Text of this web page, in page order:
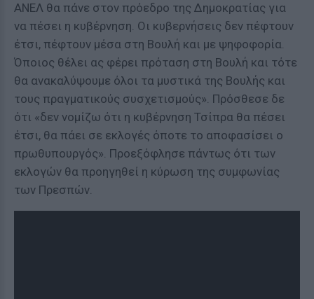
ΑΝΕΛ θα πάνε στον πρόεδρο της Δημοκρατίας για
να πέσει η κυβέρνηση. Οι κυβερνήσεις δεν πέφτουν
έτσι, πέφτουν μέσα στη Βουλή και με ψηφοφορία.
Όποιος θέλει ας φέρει πρόταση στη Βουλή και τότε
θα ανακαλύψουμε όλοι τα μυστικά της Βουλής και
τους πραγματικούς συσχετισμούς». Πρόσθεσε δε
ότι «δεν νομίζω ότι η κυβέρνηση Τσίπρα θα πέσει
έτσι, θα πάει σε εκλογές όποτε το αποφασίσει ο
πρωθυπουργός». Προεξόφλησε πάντως ότι των
εκλογών θα προηγηθεί η κύρωση της συμφωνίας
των Πρεσπών.